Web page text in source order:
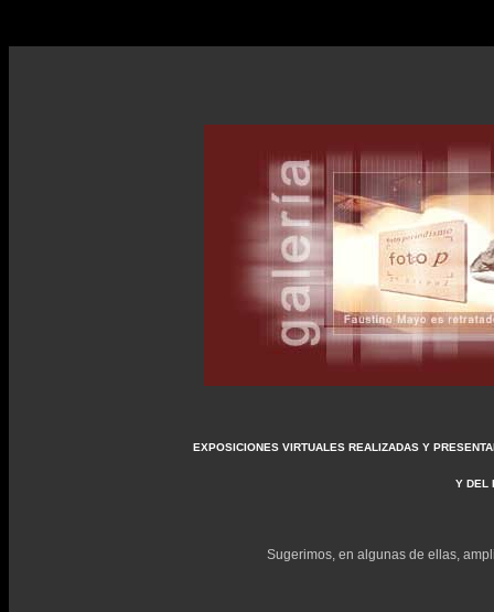
EXPOSICIONES VIRTUALES REALIZADAS Y
Y DEL
Sugerimos, en algunas de ellas,